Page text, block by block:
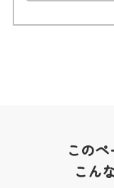
このペ
こん